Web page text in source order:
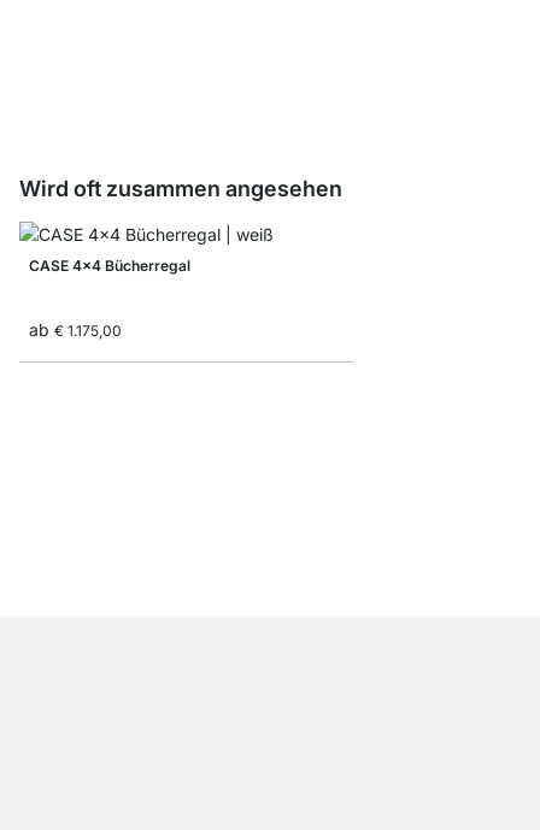
Wird oft zusammen angesehen
CASE 4x4 Bücherregal
ab € 1.175,00